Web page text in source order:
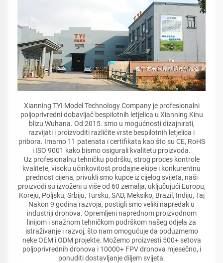
Xianning TYI Model Technology Company je profesionalni
poljoprivredni dobavljač bespilotnih letjelica u Xianning Kinu
blizu Wuhana. Od 2015. smo u mogućnosti dizajnirati,
razvijati i proizvoditi različite vrste bespilotnih letjelica i
pribora. Imamo 11 patenata i certifikata kao što su CE, RoHS
i ISO 9001 kako bismo osigurali kvalitetu proizvoda.
Uz profesionalnu tehničku podršku, strog proces kontrole
kvalitete, visoku učinkovitost prodajne ekipe i konkurentnu
prednost cijena, privukli smo kupce iz cijelog svijeta, naši
proizvodi su izvoženi u više od 60 zemalja, uključujući Europu,
Koreju, Poljsku, Srbiju, Tursku, SAD, Meksiko, Brazil, Indiju, Taj
Nakon 9 godina razvoja, postigli smo veliki napredak u
industriji dronova. Opremljeni naprednom proizvodnom
linijom i snažnom tehničkom podrškom našeg odjela za
istraživanje i razvoj, što nam omogućuje da poduzmemo
neke OEM i ODM projekte. Možemo proizvesti 500+ setova
poljoprivrednih dronova i 10000+ FPV dronova mjesečno, i
ponuditi dostavljanje diljem svijeta.